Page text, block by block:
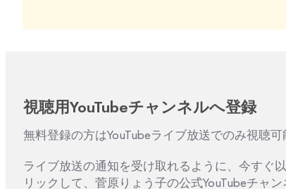
視聴用YouTubeチャンネルへ登録
無料登録の方はYouTubeライブ放送でのみ視聴可
ライブ放送の通知を受け取れるように、今すぐ
リックして、菅原りょう子の公式YouTubeチャ